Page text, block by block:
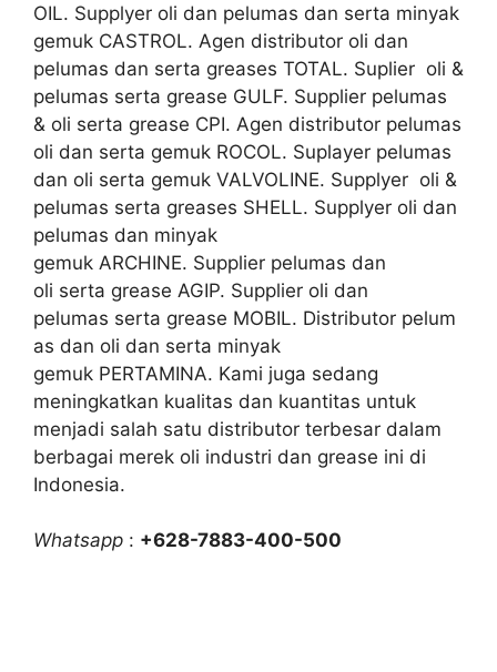
OIL. Supplyer oli dan pelumas dan serta minyak
gemuk CASTROL. Agen distributor oli dan
pelumas dan serta greases TOTAL. Suplier oli &
pelumas serta grease GULF. Supplier pelumas
& oli serta grease CPI. Agen distributor pelumas
oli dan serta gemuk ROCOL. Suplayer pelumas
dan oli serta gemuk VALVOLINE. Supplyer oli &
pelumas serta greases SHELL. Supplyer oli dan
pelumas dan minyak
gemuk ARCHINE. Supplier pelumas dan
oli serta grease AGIP. Supplier oli dan
pelumas serta grease MOBIL. Distributor pelum
as dan oli dan serta minyak
gemuk PERTAMINA. Kami juga sedang
meningkatkan kualitas dan kuantitas untuk
menjadi salah satu distributor terbesar dalam
berbagai merek oli industri dan grease ini di
Indonesia.
Whatsapp : +628-7883-400-500